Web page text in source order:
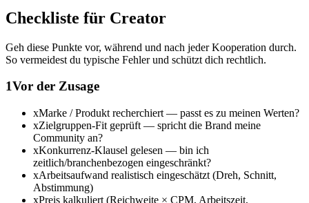
Checkliste für Creator
Geh diese Punkte vor, während und nach jeder Kooperation durch.
So vermeidest du typische Fehler und schützt dich rechtlich.
1Vor der Zusage
xMarke / Produkt recherchiert — passt es zu meinen Werten?
xZielgruppen-Fit geprüft — spricht die Brand meine
Community an?
xKonkurrenz-Klausel gelesen — bin ich
zeitlich/branchenbezogen eingeschränkt?
xArbeitsaufwand realistisch eingeschätzt (Dreh, Schnitt,
Abstimmung)
xPreis kalkuliert (Reichweite × CPM, Arbeitszeit,